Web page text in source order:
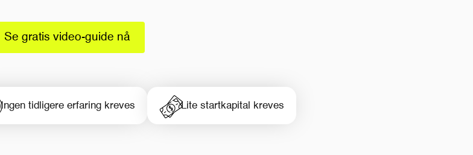
Se gratis video-guide nå
Ingen tidligere erfaring kreves Lite startkapital kreves